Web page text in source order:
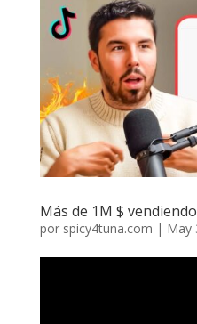
Más de 1M $
por spicy4tuna.com | May